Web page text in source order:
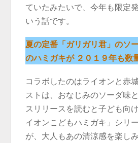
ていたみたいで、今年も限定
いう話です。
夏の定番「ガリガリ君」のソ
のハミガキが ２０１９年も数
コラボしたのはライオンと赤
ストは、おなじみのソーダ味
スリリースを読むと子ども向
イオンこどもハミガキ」シリ
が、大人もあの清涼感を楽し